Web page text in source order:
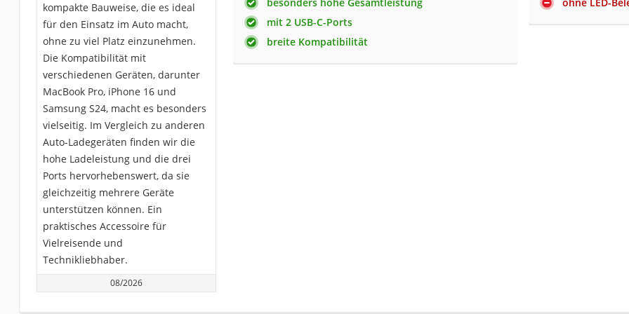
kompakte Bauweise, die es ideal
für den Einsatz im Auto macht,
ohne zu viel Platz einzunehmen.
Die Kompatibilität mit
verschiedenen Geräten, darunter
MacBook Pro, iPhone 16 und
Samsung S24, macht es besonders
vielseitig. Im Vergleich zu anderen
Auto-Ladegeräten finden wir die
hohe Ladeleistung und die drei
Ports hervorhebenswert, da sie
gleichzeitig mehrere Geräte
unterstützen können. Ein
praktisches Accessoire für
Vielreisende und
Technikliebhaber.
08/2026
mit 2 USB-C-Ports
breite Kompatibilität